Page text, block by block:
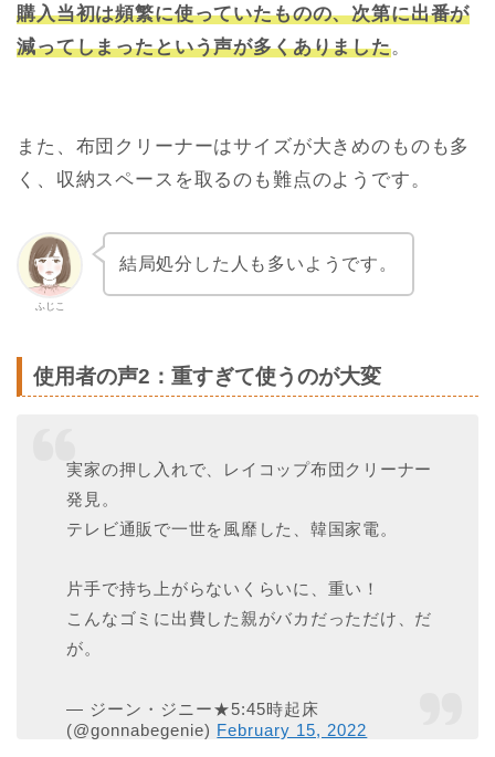
購入当初は頻繁に使っていたものの、次第に出番が
減ってしまったという声が多くありました。
また、布団クリーナーはサイズが大きめのものも多
く、収納スペースを取るのも難点のようです。
ふじこ
結局処分した人も多いようです。
使用者の声2：重すぎて使うのが大変
実家の押し入れで、レイコップ布団クリーナー
発見。
テレビ通販で一世を風靡した、韓国家電。
片手で持ち上がらないくらいに、重い！
こんなゴミに出費した親がバカだっただけ、だ
が。
— ジーン・ジニー★5:45時起床
(@gonnabegenie) February 15, 2022